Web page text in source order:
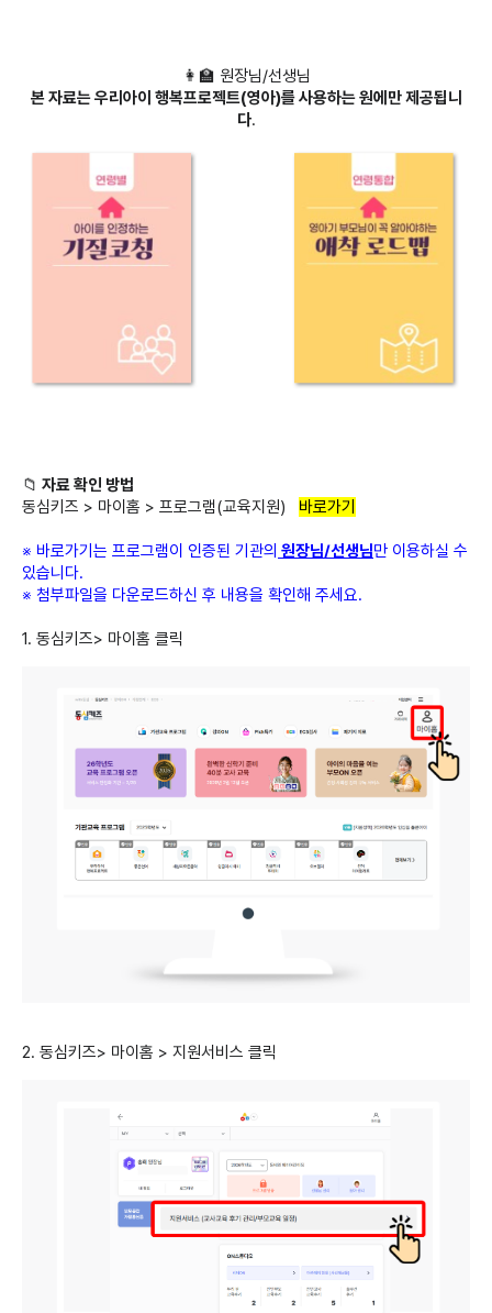
👩‍🏫 원장님/선생님
본 자료는 우리아이 행복프로젝트(영아)를 사용하는 원에만 제공됩니
다.
📁 자료 확인 방법
동심키즈 > 마이홈 > 프로그램(교육지원)
바로가기
※ 바로가기는 프로그램이 인증된 기관의 원장님/선생님만 이용하실 수
있습니다.
※ 첨부파일을 다운로드하신 후 내용을 확인해 주세요.
1. 동심키즈> 마이홈 클릭
2. 동심키즈> 마이홈 > 지원서비스 클릭